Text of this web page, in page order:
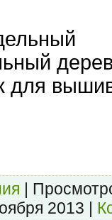
для
|
2013 |